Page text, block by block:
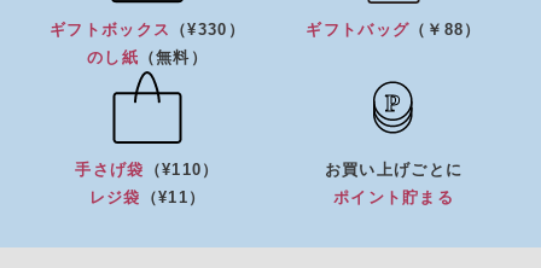
ギフトボックス
（¥330）
のし紙 （無料）
ギフトバッグ （￥88）
手さげ袋
（¥110）
レジ袋
（¥11）
お買い上げごとに
ポイント貯まる